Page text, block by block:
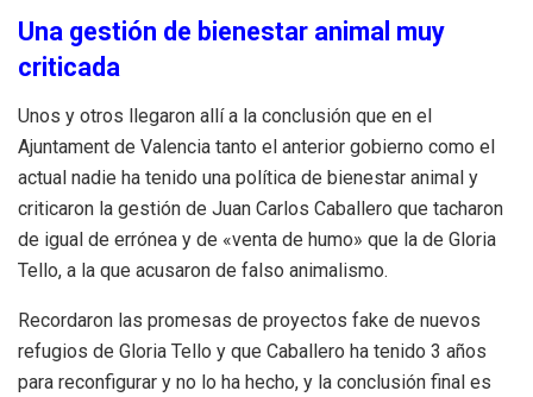
Una gestión de bienestar animal muy
criticada
Unos y otros llegaron allí a la conclusión que en el
Ajuntament de Valencia tanto el anterior gobierno como el
actual nadie ha tenido una política de bienestar animal y
criticaron la gestión de Juan Carlos Caballero que tacharon
de igual de errónea y de «venta de humo» que la de Gloria
Tello, a la que acusaron de falso animalismo.
Recordaron las promesas de proyectos fake de nuevos
refugios de Gloria Tello y que Caballero ha tenido 3 años
para reconfigurar y no lo ha hecho, y la conclusión final es